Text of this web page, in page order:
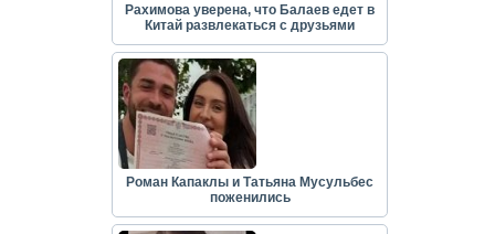
Рахимова уверена, что Балаев едет в
Китай развлекаться с друзьями
Роман Капаклы и Татьяна Мусульбес
поженились